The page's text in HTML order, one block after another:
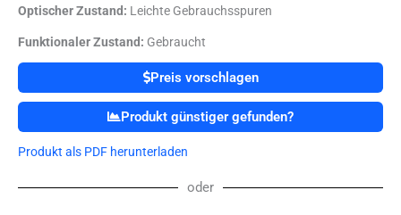
Optischer Zustand: Leichte Gebrauchsspuren
Funktionaler Zustand: Gebraucht
Preis vorschlagen
Produkt günstiger gefunden?
Produkt als PDF herunterladen
oder